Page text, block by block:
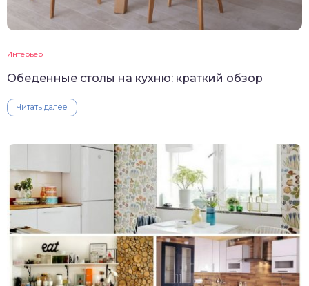
Интерьер
Обеденные столы на кухню: краткий обзор
Читать далее